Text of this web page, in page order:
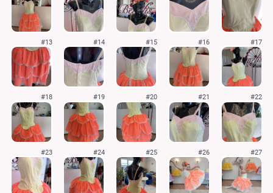
#13 #14 #15 #16 #17
#18 #19 #20 #21 #22
#23 #24 #25 #26 #27